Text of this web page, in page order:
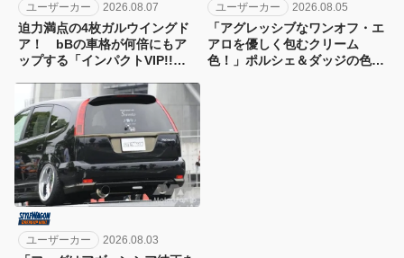
ユーザーカー 2026.08.07
迫力満点の4枚ガルウイングド
ア！ bBの車格が何倍にもア
ップする「インパクトVIP!!」
ユーザーカー 2026.08.05
「アグレッシブなワンオフ・エ
アロを優しく包むクリーム
色！」ポルシェ＆ダッジの色使
ユーザーカー 2026.08.03